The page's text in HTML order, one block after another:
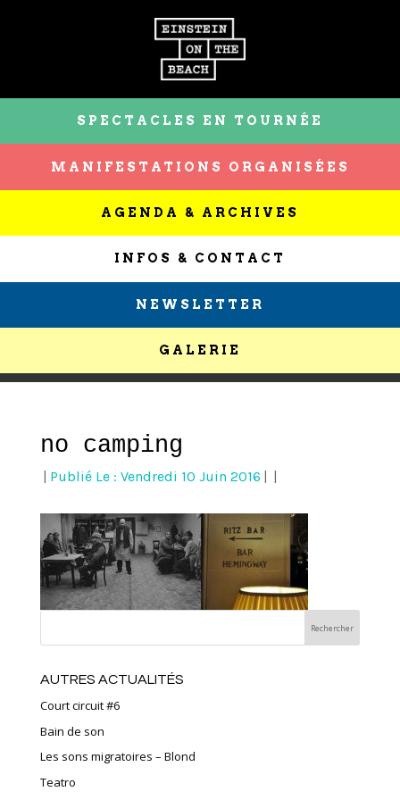
SPECTACLES EN TOURNÉE
MANIFESTATIONS ORGANISÉES
AGENDA & ARCHIVES
INFOS & CONTACT
NEWSLETTER
GALERIE
no camping
Publié Le : Vendredi 10 Juin 2016
AUTRES ACTUALITÉS
Court circuit #6
Bain de son
Les sons migratoires – Blond
Teatro